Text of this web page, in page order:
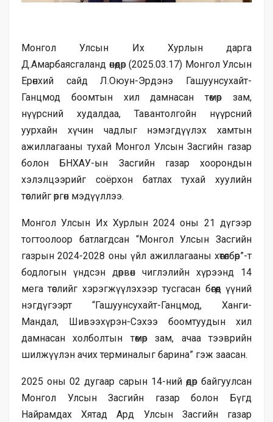
Монгол Улсын Их Хурлын дарга
Д.Амарбаясгаланд өнөөдөр (2025.03.17) Монгол Улсын
Ерөнхий сайд Л.Оюун-Эрдэнэ Гашуунсухайт-
Ганцмод боомтын хил дамнасан төмөр зам,
нүүрсний худалдаа, Тавантолгойн нүүрсний
уурхайн хүчин чадлыг нэмэгдүүлэх хамтын
ажиллагааны тухай Монгол Улсын Засгийн газар
болон БНХАУ-ын Засгийн газар хоорондын
хэлэлцээрийг соёрхон батлах тухай хуулийн
төслийг өргөн мэдүүллээ.
Монгол Улсын Их Хурлын 2024 оны 21 дүгээр
тогтоолоор батлагдсан “Монгол Улсын Засгийн
газрын 2024-2028 оны үйл ажиллагааны хөтөлбөр”-т
бодлогын үндсэн дөрвөн чиглэлийн хүрээнд 14
мега төслийг хэрэгжүүлэхээр тусгасан бөгөөд үүний
нэгдүгээрт “Гашуунсухайт-Ганцмод, Ханги-
Мандал, Шивээхүрэн-Сэхээ боомтуудын хил
дамнасан холболтын төмөр зам, ачаа тээврийн
шилжүүлэн ачих терминалыг барина” гэж заасан.
2025 оны 02 дугаар сарын 14-ний өдөр байгуулсан
Монгол Улсын Засгийн газар болон Бүгд
Найрамдах Хятад Ард Улсын Засгийн газар